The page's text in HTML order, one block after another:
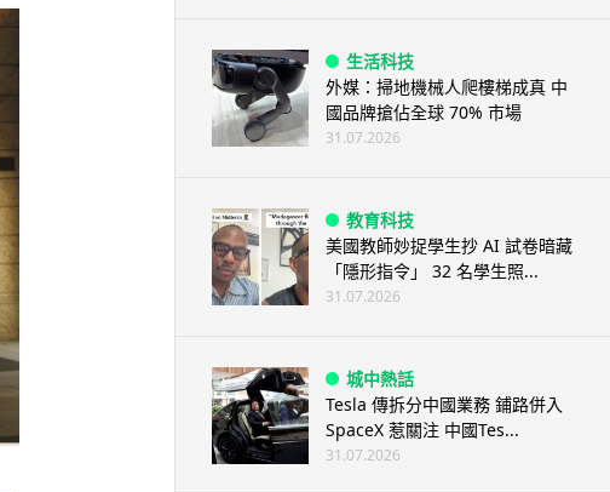
生活科技
外媒：掃地機械人爬樓梯成真 中
國品牌搶佔全球 70% 市場
31.07.2026
教育科技
美國教師妙捉學生抄 AI 試卷暗藏
「隱形指令」 32 名學生照...
31.07.2026
城中熱話
Tesla 傳拆分中國業務 鋪路併入
SpaceX 惹關注 中國Tes...
31.07.2026